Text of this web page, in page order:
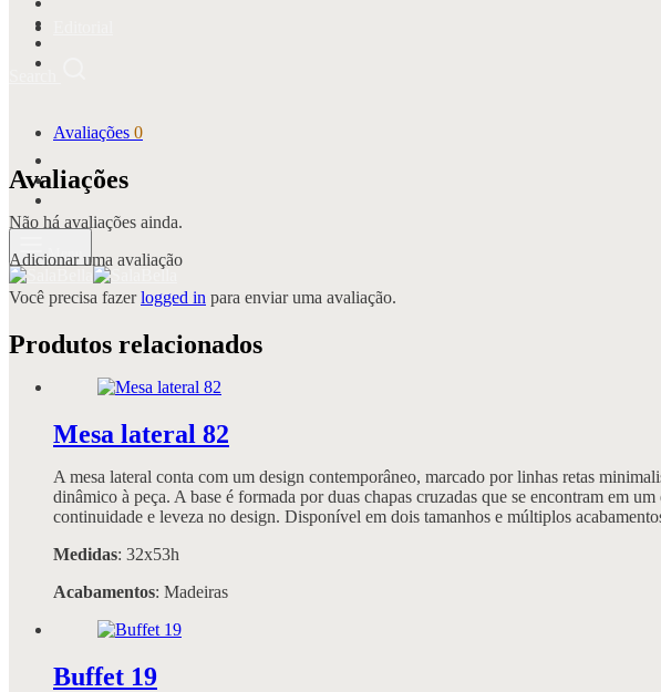
Menu
Avaliações 0
Avaliações
Não há avaliações ainda.
Adicionar uma avaliação
Você precisa fazerlogged in para enviar uma avaliação.
Produtos relacionados
Mesa lateral 82
A mesa lateral conta com um design contemporâneo, marcado por linhas retas
dinâmico à peça. A base é formada por duas chapas cruzadas que se encontram em
continuidade e leveza no design. Disponível em dois tamanhos e múltiplos
Medidas: 32x53h
Acabamentos: Madeiras
Buffet 19